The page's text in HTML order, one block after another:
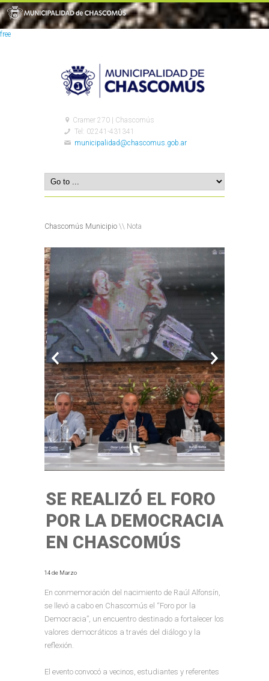
free
Cramer 270 | Chascomús
Tel: 02241-431341
municipalidad@chascomus.gob.ar
Chascomús Municipio \\ Nota
SE REALIZÓ EL FORO
POR LA DEMOCRACIA
EN CHASCOMÚS
14 de Marzo
En conmemoración del nacimiento de Raúl Alfonsín,
se llevó a cabo en Chascomús el “Foro por la
Democracia”, un encuentro destinado a fortalecer los
valores democráticos a través del diálogo y la
reflexión.
El evento convocó a vecinos, estudiantes y referentes